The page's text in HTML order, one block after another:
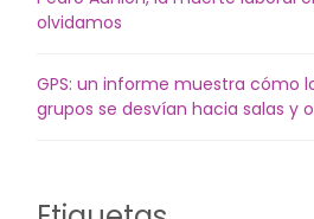
olvidamos
GPS: un informe muestra cómo
grupos se desvían hacia salas y